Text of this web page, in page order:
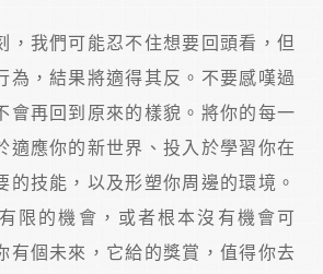
，我們可能忍不住想要回頭看，但
為，結果將適得其反。不要感嘆過
會再回到原來的樣貌。將你的每一
適應你的新世界、投入於學習你在
的技能，以及形塑你周邊的環境。
限的機會，或者根本沒有機會可
有個未來，它給的獎賞，值得你去